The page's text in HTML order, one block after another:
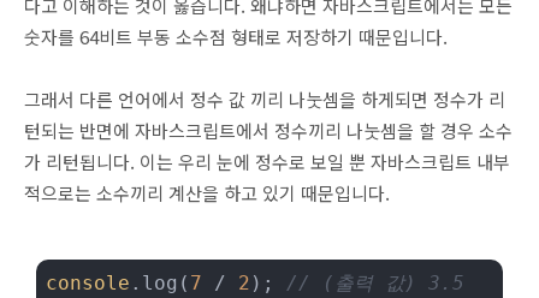
다고 이해하는 것이 옳습니다. 왜냐하면 자바스크립트에서는 모든
숫자를 64비트 부동 소수점 형태로 저장하기 때문입니다.
그래서 다른 언어에서 정수 값 끼리 나눗셈을 하게되면 정수가 리
턴되는 반면에 자바스크립트에서 정수끼리 나눗셈을 할 경우 소수
가 리턴됩니다. 이는 우리 눈에 정수로 보일 뿐 자바스크립트 내부
적으로는 소수끼리 계산을 하고 있기 때문입니다.
console .log( 7 / 2 ); // (출력 값) 3.5